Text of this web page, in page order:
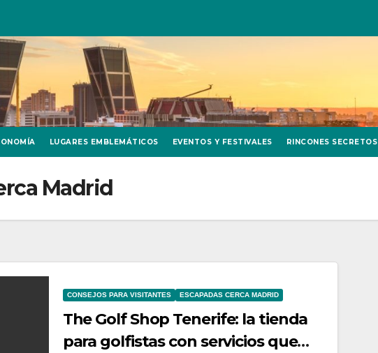
LUGARES EMBLEMÁTICOS EVENTOS Y FESTIVALES RINCONES SECRETOS
Madrid
CONSEJOS PARA VISITANTES ESCAPADAS CERCA MADRID
The Golf Shop Tenerife: la tienda
para golfistas con servicios que